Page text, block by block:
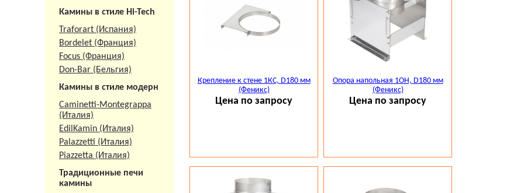
Камины в стиле Hi-Tech
Traforart (Испания)
Bordelet (Франция)
Focus (Франция)
Don-Bar (Бельгия)
Камины в стиле модерн
Caminetti-Montegrappa
(Италия)
EdilKamin (Италия)
Palazzetti (Италия)
Piazzetta (Италия)
Традиционные печи
камины
Крепление к стене 1КС, D180 мм
(Феникс)
Цена по запросу
Опора напольная 1ОН, D180 мм
(Феникс)
Цена по запросу